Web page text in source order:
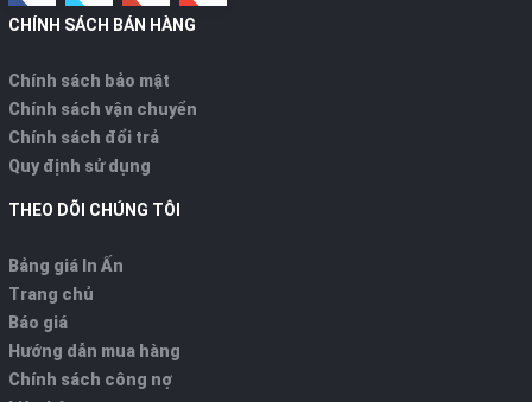
CHÍNH SÁCH BÁN HÀNG
Chính sách bảo mật
Chính sách vận chuyển
Chính sách đổi trả
Quy định sử dụng
THEO DÕI CHÚNG TÔI
Bảng giá In Ấn
Trang chủ
Báo giá
Hướng dẫn mua hàng
Chính sách công nợ